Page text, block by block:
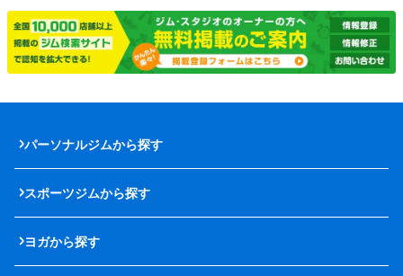
パーソナルジムから探す
スポーツジムから探す
ヨガから探す